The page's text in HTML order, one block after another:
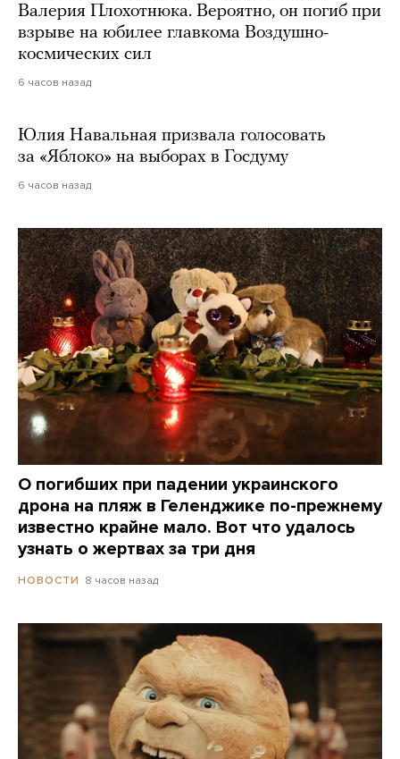
Валерия Плохотнюка. Вероятно, он погиб при
взрыве на юбилее главкома Воздушно-
космических сил
6 часов назад
Юлия Навальная призвала голосовать
за «Яблоко» на выборах в Госдуму
6 часов назад
О погибших при падении украинского
дрона на пляж в Геленджике по-прежнему
известно крайне мало. Вот что удалось
узнать о жертвах за три дня
НОВОСТИ 8 часов назад